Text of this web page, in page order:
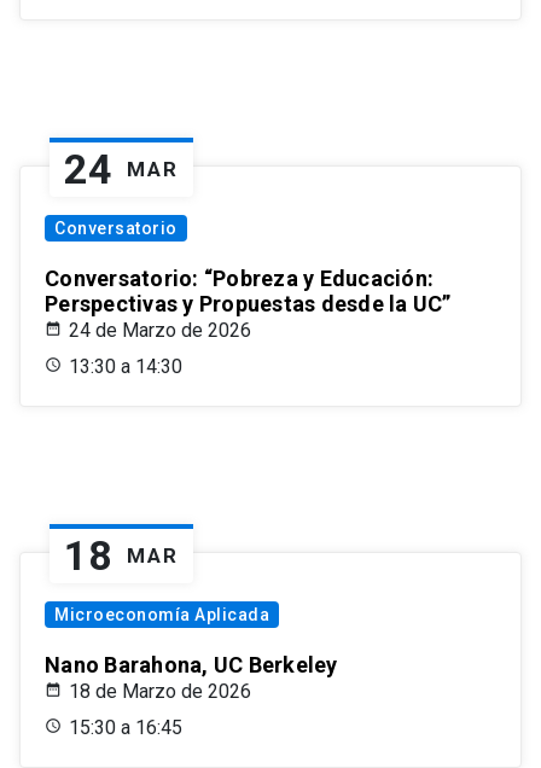
24 MAR
Conversatorio
Conversatorio: “Pobreza y Educación:
Perspectivas y Propuestas desde la UC”
24 de Marzo de 2026
13:30 a 14:30
18 MAR
Microeconomía Aplicada
Nano Barahona, UC Berkeley
18 de Marzo de 2026
15:30 a 16:45